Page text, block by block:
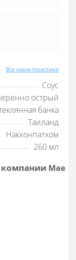
Все характеристики
Соус
острый
банка
Таиланд
Накхонпатхом
260 мл
компании Mae